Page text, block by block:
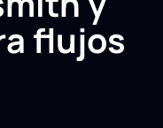
flujos